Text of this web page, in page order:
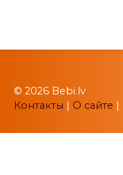
© 2026 Bebi.lv
Контакты | О сайте |